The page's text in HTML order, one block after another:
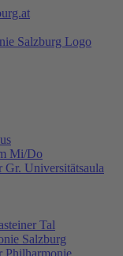
Mi/Do
Gr. Universitätsaula
Tal
Salzburg
Philharmonie